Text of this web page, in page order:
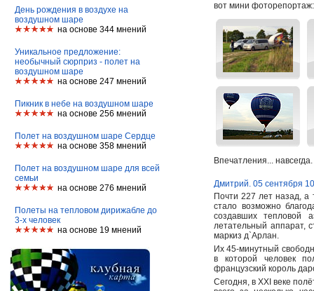
День рождения в воздухе на
воздушном шаре
на основе 344 мнений
Уникальное предложение:
необычный сюрприз - полет на
воздушном шаре
на основе 247 мнений
Пикник в небе на воздушном шаре
на основе 256 мнений
Полет на воздушном шаре Сердце
на основе 358 мнений
Полет на воздушном шаре для всей
семьи
на основе 276 мнений
Полеты на тепловом дирижабле до
3-х человек
на основе 19 мнений
вот мини фоторепортаж:
Впечатления... навсегда.
Дмитрий. 05 сентября 10
Почти 227 лет назад,
стало возможно
создавших тепловой
летательный аппарат,
маркиз д`Арлан.
Их 45-минутный
в которой человек
французский король
Сегодня, в XXI веке